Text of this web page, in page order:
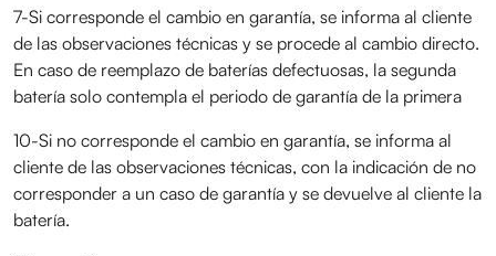
7-Si corresponde el cambio en garantía, se informa al cliente
de las observaciones técnicas y se procede al cambio directo.
En caso de reemplazo de baterías defectuosas, la segunda
batería solo contempla el periodo de garantía de la primera
10-Si no corresponde el cambio en garantía, se informa al
cliente de las observaciones técnicas, con la indicación de no
corresponder a un caso de garantía y se devuelve al cliente la
batería.